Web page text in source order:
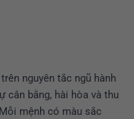
nguyên tắc ngũ hành
cân bằng, hài hòa và thu
mệnh có màu sắc